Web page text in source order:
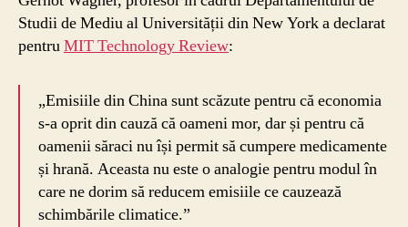
Studii de Mediu al Universității din New York a declarat
pentruMIT Technology Review:
„Emisiile din China sunt scăzute pentru că economia
s-a oprit din cauză că oameni mor, dar și pentru că
oamenii săraci nu își permit să cumpere medicamente
și hrană. Aceasta nu este o analogie pentru modul în
care ne dorim să reducem emisiile ce cauzează
schimbările climatice.”